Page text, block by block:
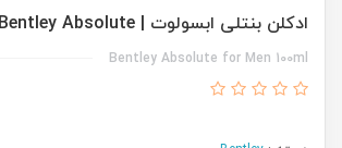
ادکلن بنتلی ابسولوت | Bentley Absolute
Bentley Absolute for Men 100ml